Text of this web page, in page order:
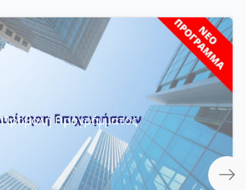
Προβολή Προγράμματος